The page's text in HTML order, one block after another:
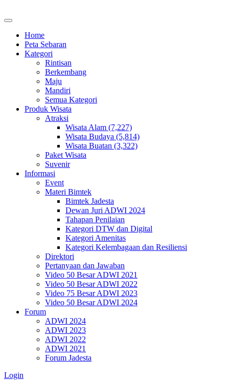
Home
Peta Sebaran
Kategori
Rintisan
Berkembang
Maju
Mandiri
Semua Kategori
Produk Wisata
Atraksi
Wisata Alam (7,227)
Wisata Budaya (5,814)
Wisata Buatan (3,322)
Paket Wisata
Suvenir
Informasi
Event
Materi Bimtek
Bimtek Jadesta
Dewan Juri ADWI 2024
Tahapan Penilaian
Kategori DTW dan Digital
Kategori Amenitas
Kategori Kelembagaan dan Resiliensi
Direktori
Pertanyaan dan Jawaban
Video 50 Besar ADWI 2021
Video 50 Besar ADWI 2022
Video 75 Besar ADWI 2023
Video 50 Besar ADWI 2024
Forum
ADWI 2024
ADWI 2023
ADWI 2022
ADWI 2021
Forum Jadesta
Login